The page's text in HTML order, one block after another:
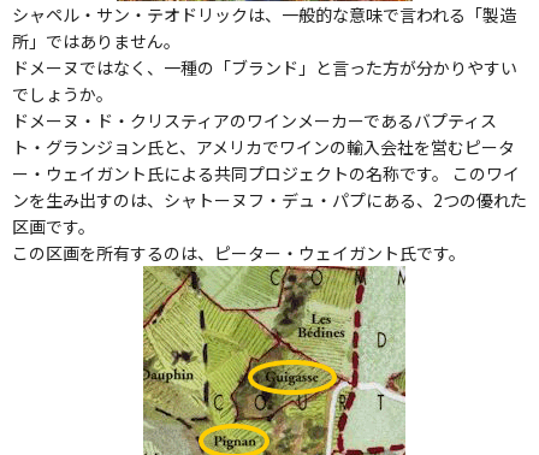
シャペル・サン・テオドリックは、一般的な意味で言われる「製造
所」ではありません。
ドメーヌではなく、一種の「ブランド」と言った方が分かりやすい
でしょうか。
ドメーヌ・ド・クリスティアのワインメーカーであるバプティス
ト・グランジョン氏と、アメリカでワインの輸入会社を営むピータ
ー・ウェイガント氏による共同プロジェクトの名称です。 このワイ
ンを生み出すのは、シャトーヌフ・デュ・パプにある、2つの優れた
区画です。
この区画を所有するのは、ピーター・ウェイガント氏です。